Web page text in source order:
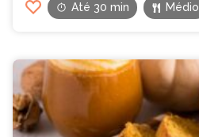
Até 30 min Médio